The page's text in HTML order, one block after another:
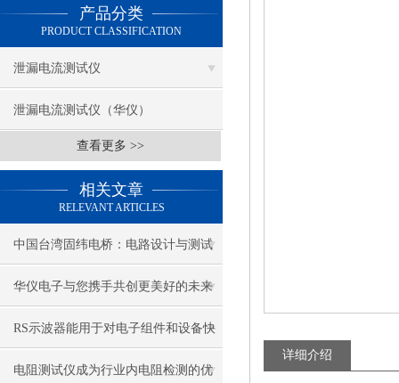
产品分类
PRODUCT CLASSIFICATION
泄漏电流测试仪
泄漏电流测试仪（华仪）
查看更多 >>
相关文章
RELEVANT ARTICLES
中国台湾固纬电桥：电路设计与测试
的重要工具
华仪电子与您携手共创更美好的未来
生活
RS示波器能用于对电子组件和设备快
速测试
电阻测试仪成为行业内电阻检测的优
详细介绍